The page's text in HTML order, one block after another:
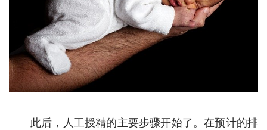
此后，人工授精的主要步骤开始了。在预计的排